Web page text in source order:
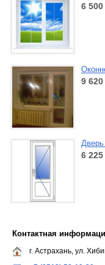
6 500
9 620
Дверь
6 225
Контактная
г. Астрахань, ул.